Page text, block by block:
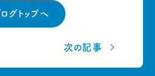
グトップへ
次の記事